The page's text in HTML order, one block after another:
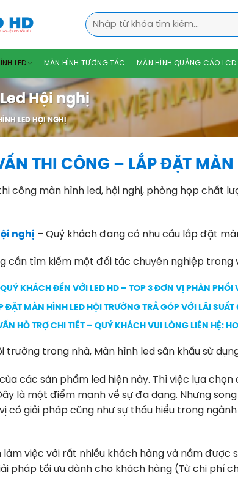
Tìm
kiếm:
LED MÀN HÌNH TƯƠNG TÁC MÀN HÌNH QUẢNG CÁO LCD
Hội nghị
LED HỘI NGHỊ
THI CÔNG – LẮP ĐẶT MÀN
công màn hình led, hội nghị, phòng họp chất
nghị – Quý khách đang có nhu cầu lắp đặt
cần tìm kiếm một đối tác chuyên nghiệp trong
KHÁCH ĐẾN VỚILED HD – TOP 3 ĐƠN VỊ PHÂN PHỐI
ĐẶT MÀN HÌNH LED HỘI TRƯỜNG TRẢ GÓP VỚI LÃI SUẤT
HỖ TRỢ CHI TIẾT – QUÝ KHÁCH VUI LÒNG LIÊN HỆ:
trường trong nhà, Màn hình led sân khấu sử
các sản phẩm led hiện này. Thì việc lựa chọn
là một điểm mạnh về sự đa dạng. Nhưng
có giải pháp cũng như sự thấu hiểu trong
làm việc với rất nhiều khách hàng và nắm
pháp tối ưu dành cho khách hàng (Từ chi phí